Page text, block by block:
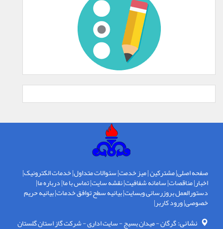
صفحه اصلی|مشترکین|میز خدمت|سئوالات متداول|خدمات الکترونیک|
اخبار|مناقصات|سامانه شفافیت|نقشه سایت|تماس با ما|درباره ما|
دستورالعمل بروزرسانی وبسایت|بیانیه سطح توافق خدمات|بیانیه حریم
خصوصی|ورود کاربر|
نشانی:گرگان - ميدان بسيج - سايت اداری - شركت گاز استان گلستان